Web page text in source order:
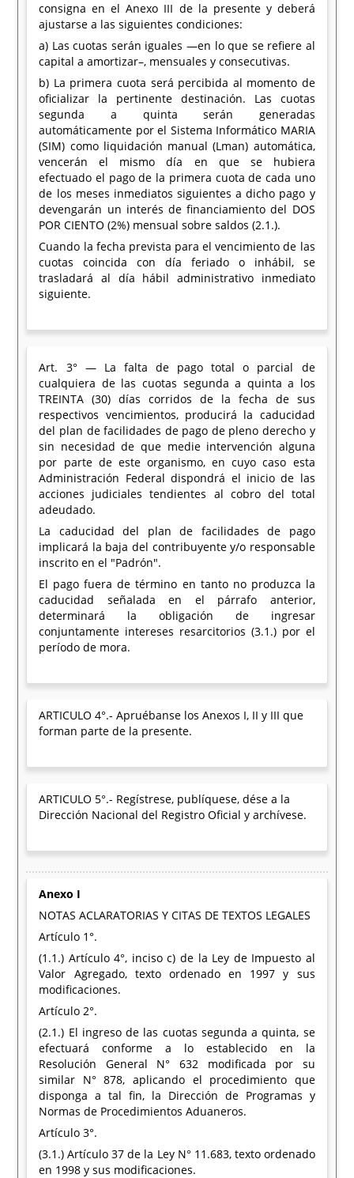
consigna en el Anexo III de la presente y deberá
ajustarse a las siguientes condiciones:
a) Las cuotas serán iguales —en lo que se refiere al
capital a amortizar–, mensuales y consecutivas.
b) La primera cuota será percibida al momento de
oficializar la pertinente destinación. Las cuotas
segunda a quinta serán generadas
automáticamente por el Sistema Informático MARIA
(SIM) como liquidación manual (Lman) automática,
vencerán el mismo día en que se hubiera
efectuado el pago de la primera cuota de cada uno
de los meses inmediatos siguientes a dicho pago y
devengarán un interés de financiamiento del DOS
POR CIENTO (2%) mensual sobre saldos (2.1.).
Cuando la fecha prevista para el vencimiento de las
cuotas coincida con día feriado o inhábil, se
trasladará al día hábil administrativo inmediato
siguiente.
Art. 3° — La falta de pago total o parcial de
cualquiera de las cuotas segunda a quinta a los
TREINTA (30) días corridos de la fecha de sus
respectivos vencimientos, producirá la caducidad
del plan de facilidades de pago de pleno derecho y
sin necesidad de que medie intervención alguna
por parte de este organismo, en cuyo caso esta
Administración Federal dispondrá el inicio de las
acciones judiciales tendientes al cobro del total
adeudado.
La caducidad del plan de facilidades de pago
implicará la baja del contribuyente y/o responsable
inscrito en el "Padrón".
El pago fuera de término en tanto no produzca la
caducidad señalada en el párrafo anterior,
determinará la obligación de ingresar
conjuntamente intereses resarcitorios (3.1.) por el
período de mora.
ARTICULO 4°.- Apruébanse los Anexos I, II y III que
forman parte de la presente.
ARTICULO 5°.- Regístrese, publíquese, dése a la
Dirección Nacional del Registro Oficial y archívese.
Anexo I
NOTAS ACLARATORIAS Y CITAS DE TEXTOS LEGALES
Artículo 1°.
(1.1.) Artículo 4°, inciso c) de la Ley de Impuesto al
Valor Agregado, texto ordenado en 1997 y sus
modificaciones.
Artículo 2°.
(2.1.) El ingreso de las cuotas segunda a quinta, se
efectuará conforme a lo establecido en la
Resolución General N° 632 modificada por su
similar N° 878, aplicando el procedimiento que
disponga a tal fin, la Dirección de Programas y
Normas de Procedimientos Aduaneros.
Artículo 3°.
(3.1.) Artículo 37 de la Ley N° 11.683, texto ordenado
en 1998 y sus modificaciones.